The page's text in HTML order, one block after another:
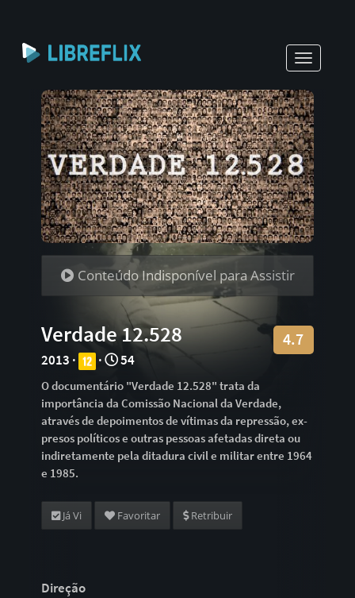
Toggle
Conteúdo Indisponível para Assistir
Verdade 12.528 4.7
2013 · · 54
O documentário "Verdade 12.528" trata da
importância da Comissão Nacional da Verdade,
através de depoimentos de vítimas da repressão, ex-
presos políticos e outras pessoas afetadas direta ou
indiretamente pela ditadura civil e militar entre 1964
e 1985.
Já Vi Favoritar Retribuir
Direção